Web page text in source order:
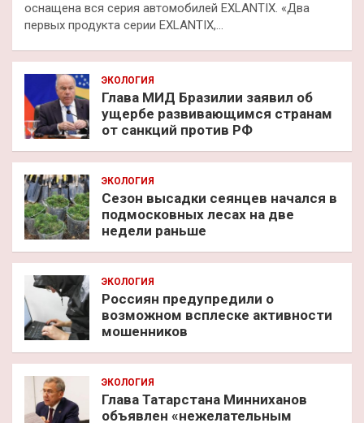
оснащена вся серия автомобилей EXLANTIX. «Два
первых продукта серии EXLANTIX,…
ЭКОЛОГИЯ
Глава МИД Бразилии заявил об
ущербе развивающимся странам
от санкций против РФ
ЭКОЛОГИЯ
Сезон высадки сеянцев начался в
подмосковных лесах на две
недели раньше
ЭКОЛОГИЯ
Россиян предупредили о
возможном всплеске активности
мошенников
ЭКОЛОГИЯ
Глава Татарстана Минниханов
объявлен «нежелательным